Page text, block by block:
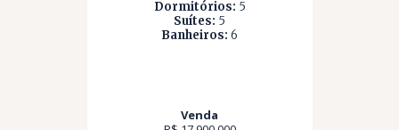
Dormitórios: 5
Suítes: 5
Banheiros: 6
Venda